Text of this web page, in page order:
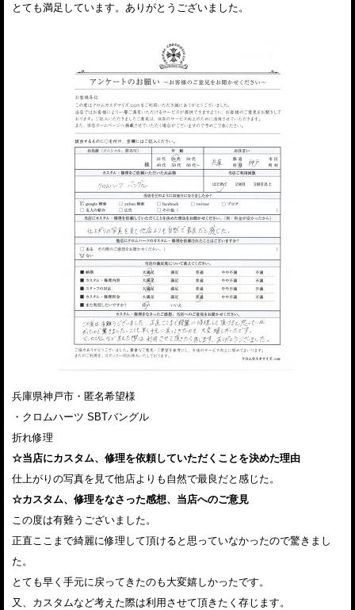
とても満足しています。ありがとうございました。
兵庫県神戸市・匿名希望様
・クロムハーツ SBTバングル
折れ修理
☆当店にカスタム、修理を依頼していただくことを決めた理由
仕上がりの写真を見て他店よりも自然で最良だと感じた。
☆カスタム、修理をなさった感想、当店へのご意見
この度は有難うございました。
正直ここまで綺麗に修理して頂けると思っていなかったので驚きまし
た。
とても早く手元に戻ってきたのも大変嬉しかったです。
又、カスタムなど考えた際は利用させて頂きたく存じます。